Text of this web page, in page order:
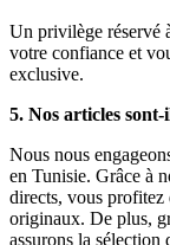
Un privilège réservé
votre confiance et
exclusive.
5. Nos articles sont-
Nous nous
en Tunisie. Grâce à
directs, vous
originaux. De plus,
assurons la